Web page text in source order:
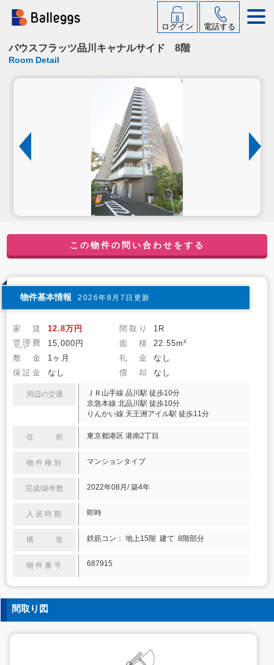
ログイン 電話する
バウスフラッツ品川キャナルサイド 8階
Room Detail
この物件の問い合わせをする
物件基本情報 2026年8月7日更新
家 賃 12.8万円 間取り
1R
管理費
(共益費) 15,000円 面 積
22.55m²
敷 金
1ヶ月 礼 金
なし
保証金
なし 償 却 なし
周辺の交通
ＪＲ山手線 品川駅 徒歩10分
京急本線 北品川駅 徒歩10分
りんかい線 天王洲アイル駅 徒歩11分
住 所 東京都港区 港南2丁目
物件種別 マンションタイプ
完成/築年数 2022年08月/ 築4年
入居時期 即時
構 造 鉄筋コン： 地上15階 建て 8階部分
物件番号 687915
間取り図